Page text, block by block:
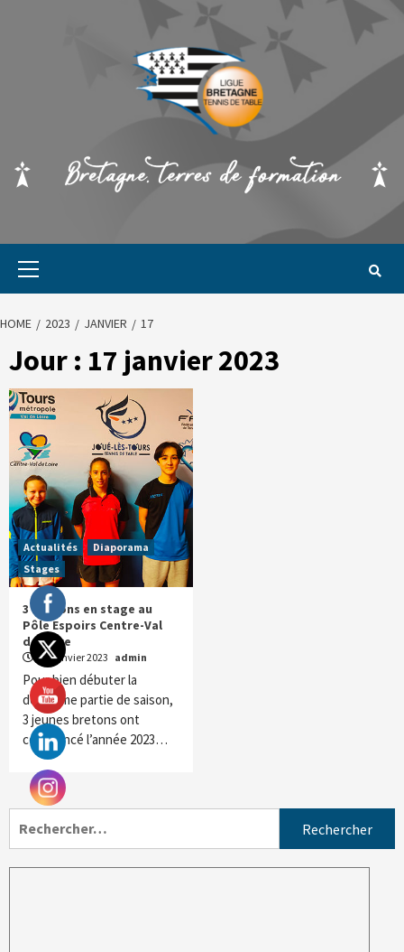
HOME 2023 JANVIER 17
Jour : 17 janvier 2023
Actualités
Diaporama
Stages
3 bretons en stage au
Pôle Espoirs Centre-Val
de Loire
17 janvier 2023 admin
Pour bien débuter la
deuxième partie de saison,
3 jeunes bretons ont
commencé l’année 2023…